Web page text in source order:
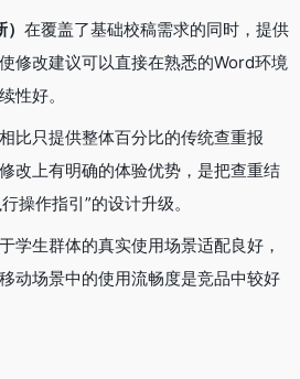
在覆盖了基础校稿需求的同时，提供
修改建议可以直接在熟悉的Word环境
性好。
相比只提供整体百分比的传统查重报
改上有明确的体验优势，是把查重结
操作指引”的设计升级。
学生群体的真实使用场景适配良好，
动场景中的使用流畅度是竞品中较好